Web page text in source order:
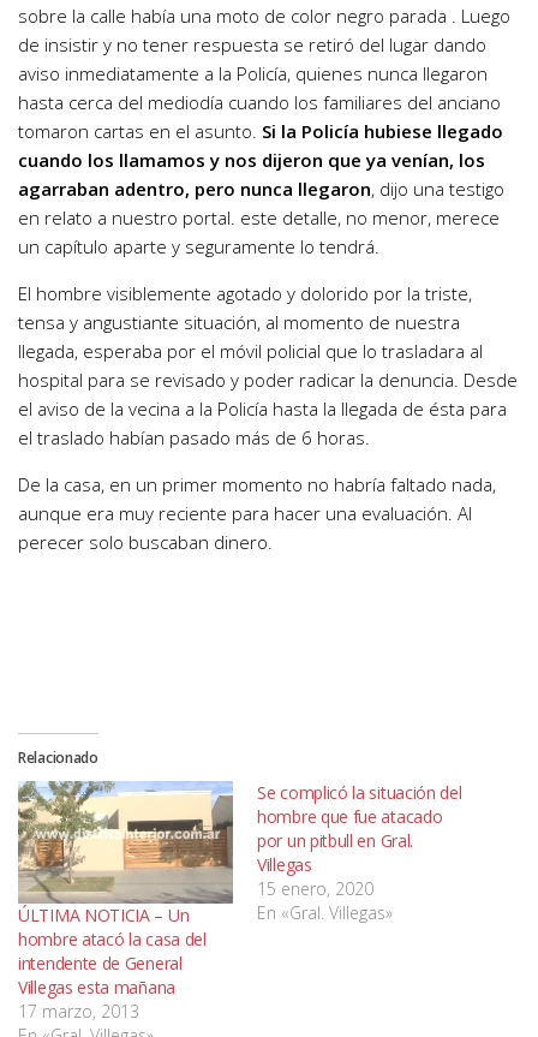
sobre la calle había una moto de color negro parada . Luego
de insistir y no tener respuesta se retiró del lugar dando
aviso inmediatamente a la Policía, quienes nunca llegaron
hasta cerca del mediodía cuando los familiares del anciano
tomaron cartas en el asunto. Si la Policía hubiese llegado
cuando los llamamos y nos dijeron que ya venían, los
agarraban adentro, pero nunca llegaron, dijo una testigo
en relato a nuestro portal. este detalle, no menor, merece
un capítulo aparte y seguramente lo tendrá.
El hombre visiblemente agotado y dolorido por la triste,
tensa y angustiante situación, al momento de nuestra
llegada, esperaba por el móvil policial que lo trasladara al
hospital para se revisado y poder radicar la denuncia. Desde
el aviso de la vecina a la Policía hasta la llegada de ésta para
el traslado habían pasado más de 6 horas.
De la casa, en un primer momento no habría faltado nada,
aunque era muy reciente para hacer una evaluación. Al
perecer solo buscaban dinero.
Relacionado
ÚLTIMA NOTICIA – Un
hombre atacó la casa del
intendente de General
Villegas esta mañana
17 marzo, 2013
Se complicó la situación del
hombre que fue atacado
por un pitbull en Gral.
Villegas
15 enero, 2020
En «Gral. Villegas»